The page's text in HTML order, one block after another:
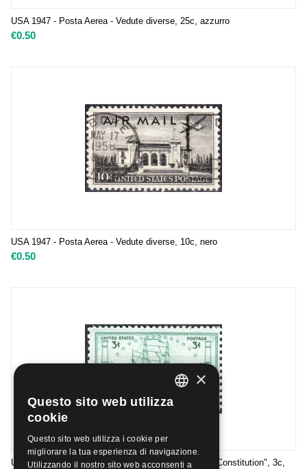
USA 1947 - Posta Aerea - Vedute diverse, 25c, azzurro
€0.50
USA 1947 - Posta Aerea - Vedute diverse, 10c, nero
€0.50
USA 1947 - 150°anniversario del varo della fregata "Constitution", 3c,
ITALIAN
×
Questo sito web utilizza
cookie
Questo sito web utilizza i cookie per
migliorare la tua esperienza di navigazione.
Utilizzando il nostro sito web acconsenti a